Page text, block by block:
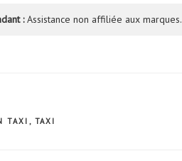
:Assistance non affiliée aux marques.
TAXI , TAXI